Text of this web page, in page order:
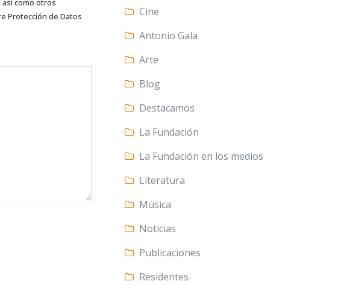
Protección de Datos
Cine
Antonio Gala
Arte
Blog
Destacamos
La Fundación
La Fundación en los medios
Literatura
Música
Noticias
Publicaciones
Residentes